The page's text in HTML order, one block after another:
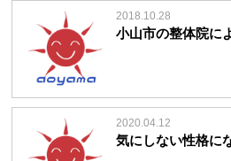
2018.10.28
小山市の整体院に
2020.04.12
気にしない性格に